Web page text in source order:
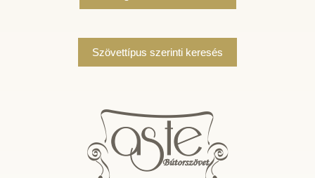
Szövettípus szerinti keresés